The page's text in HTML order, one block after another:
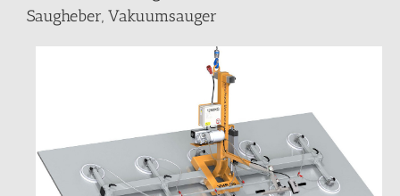
Saugheber, Vakuumsauger